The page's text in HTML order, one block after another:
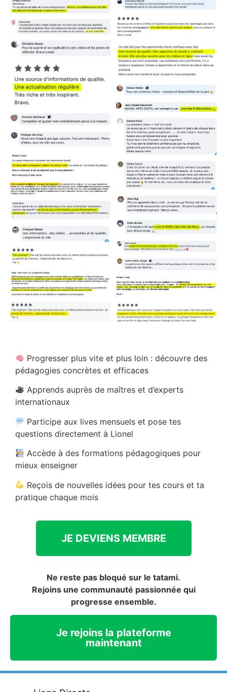
Progresser plus vite et plus loin : découvre des
pédagogies concrètes et efficaces
Apprends auprès de maîtres et d’experts
internationaux
Participe aux lives mensuels et pose tes
questions directement à Lionel
Accède à des formations pédagogiques pour
mieux enseigner
Reçois de nouvelles idées pour tes cours et ta
pratique chaque mois
JE DEVIENS MEMBRE
Ne reste pas bloqué sur le tatami.
Rejoins une communauté passionnée qui
progresse ensemble.
Je rejoins la plateforme
maintenant